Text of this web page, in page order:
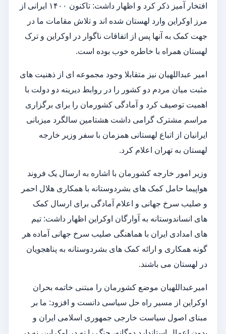
افتخار آمیز ذکر کرد و اظهار داشت: تاکنون ۱۴۰۰ ایرانی از
مرز اوکراین وارد لهستان شده اند و تلاش مقامات ما در
جهت کمک به آنها پس از اتفاقات ناگوار در اوکراین و ترک
لهستان همراه با خاطره خوب بوده است.
امیر عبداللهیان نیز متقابلا وجود مجموعه ای از ذهنیت های
مثبت میان مردم دو کشور را در روابط دیرینه دو دولت با
اهمیت توصیف کرد و آمادگی کشورمان را برای برگزاری
مراسم مشترک گرامی داشت هشتامین سالگرد میزبانی
ایرانیان از اتباع لهستانی همزمان با سفر وزیر خارجه
لهستان به تهران اعلام کرد.
وزیر امور خارجه کشورمان با اشاره به ارسال یک فروند
هواپیما حامل کمک های بشردوستانه با همکاری هلال احمر
و صلیب سرخ جهانی و اعلام آمادگی برای ارسال کمک
های انساندوستانه به آوارگان اوکراین اظهار داشت: تیم
های امدادی ایران با هماهنگی صلیب سرخ جهانی آماده هر
گونه همکاری و ارائه کمک های بشردوستانه به پناهجویان
در لهستان می باشند.
امیرعبداللهیان موضع کشورمان را مبتنی خاتمه بحران
اوکراین از مسیر راه حل سیاسی دانست و افزود: ما بر
مبنای اصول سیاست خارجی جمهوری اسلامی ایران و